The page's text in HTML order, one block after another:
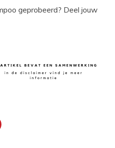
geprobeerd? Deel jouw